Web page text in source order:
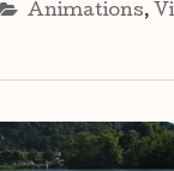
Animations,